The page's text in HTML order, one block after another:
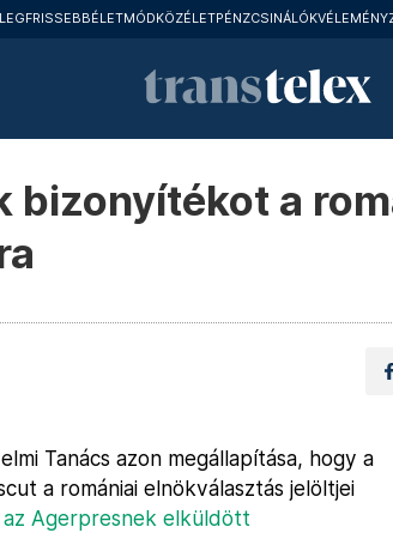
LEGFRISSEBBÉLETMÓDKÖZÉLETPÉNZCSINÁLÓKVÉLEMÉNY
bizonyítékot a
Tanács azon megállapítása, hogy a
a romániai elnökválasztás jelöltjei
az Agerpresnek elküldött